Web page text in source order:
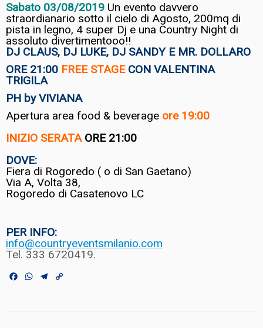
Sabato 03/08/2019 Un evento davvero
straordianario sotto il cielo di Agosto, 200mq di
pista in legno, 4 super Dj e una Country Night di
assoluto divertimentooo!!
DJ CLAUS, DJ LUKE, DJ SANDY E MR. DOLLARO
ORE 21:00 FREE STAGE CON VALENTINA
TRIGILA
PH by VIVIANA
Apertura area food & beverage ore 19:00
INIZIO SERATAORE 21:00
DOVE:
Fiera di Rogoredo ( o di San Gaetano)
Via A, Volta 38,
Rogoredo di Casatenovo LC
PER INFO:
info@countryeventsmilanio.com
Tel. 333 6720419.
W